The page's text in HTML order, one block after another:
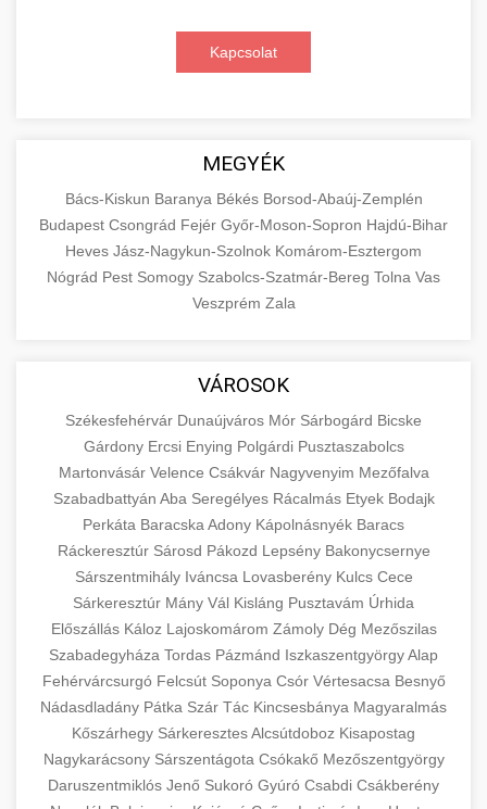
Visit Service Center
Comprehensive online marketing services
including SEO, social media management, and
aimarketingugynokseg.hu
digital agency services
🛴 3. legjobb elektromos roller
Compare top models, features, and prices to
View Top Models e-scooter reviews
🔗 4. prémium linképítés
High-quality backlink acquisition services to
boost your website's authority and search
engine rankings. White-hat techniques only.
📦 5. termékek és
szolgáltatások
+
economics and business. Learn about product
types and service categories.
en.wikipedia.org economic concepts
💶 6. eus pénzek
🚀 8. seo ügynökség +
Expert search engine optimization services to
improve your website's visibility and organic
traffic. Technical SEO, content optimization,
and more.
onlinemarketing101.biz
search optimization experts
💎 9. mellplasztika +
Professional breast augmentation services
with experienced surgeons. Learn about
procedures, recovery, and consultation options
for cosmetic enhancement.
szeptest.com cosmetic breast surgery
✨ 10. hasplasztika +
Expert tummy tuck procedures to achieve a
flatter, more toned abdomen. Consultation
with certified plastic surgeons and
comprehensive aftercare.
szeptest.com
👁️ szemhejplasztika +
Professional blepharoplasty procedures to
refresh your appearance. Upper and lower
📈 Paciensek Számának
Kapcsolat
MEGYÉK
Bács-Kiskun Baranya Békés Borsod-Abaúj-Zemplén
Budapest Csongrád Fejér Győr-Moson-Sopron Hajdú-Bihar
Heves Jász-Nagykun-Szolnok Komárom-Esztergom
Nógrád Pest Somogy Szabolcs-Szatmár-Bereg Tolna Vas
Veszprém Zala
VÁROSOK
Székesfehérvár Dunaújváros Mór Sárbogárd Bicske
Gárdony Ercsi Enying Polgárdi Pusztaszabolcs
Martonvásár Velence Csákvár Nagyvenyim Mezőfalva
Szabadbattyán Aba Seregélyes Rácalmás Etyek Bodajk
Perkáta Baracska Adony Kápolnásnyék Baracs
Ráckeresztúr Sárosd Pákozd Lepsény Bakonycsernye
Sárszentmihály Iváncsa Lovasberény Kulcs Cece
Sárkeresztúr Mány Vál Kisláng Pusztavám Úrhida
Előszállás Káloz Lajoskomárom Zámoly Dég Mezőszilas
Szabadegyháza Tordas Pázmánd IszkaszentgyörgyAlap
Fehérvárcsurgó Felcsút Soponya Csór Vértesacsa Besnyő
Nádasdladány Pátka Szár Tác Kincsesbánya Magyaralmás
Kőszárhegy SárkeresztesAlcsútdoboz Kisapostag
Nagykarácsony Sárszentágota Csókakő Mezőszentgyörgy
Daruszentmiklós Jenő Sukoró Gyúró Csabdi Csákberény